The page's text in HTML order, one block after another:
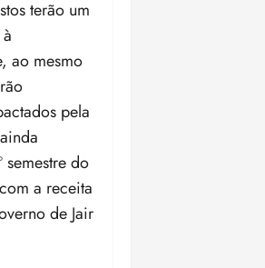
terão um
ao mesmo
pela
semestre do
a receita
de Jair